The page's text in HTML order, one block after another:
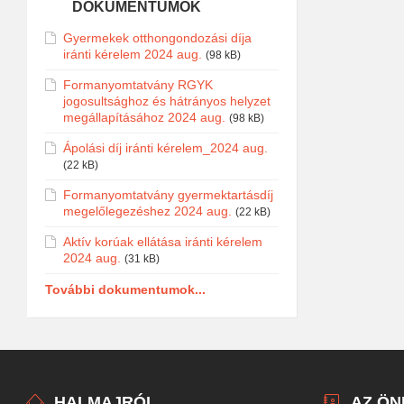
DOKUMENTUMOK
Gyermekek otthongondozási díja
iránti kérelem 2024 aug. (98 kB)
Formanyomtatvány RGYK
jogosultsághoz és hátrányos helyzet
megállapításához 2024 aug. (98 kB)
Ápolási díj iránti kérelem_2024 aug.
(22 kB)
Formanyomtatvány gyermektartásdíj
megelőlegezéshez 2024 aug. (22 kB)
Aktív korúak ellátása iránti kérelem
2024 aug. (31 kB)
További dokumentumok...